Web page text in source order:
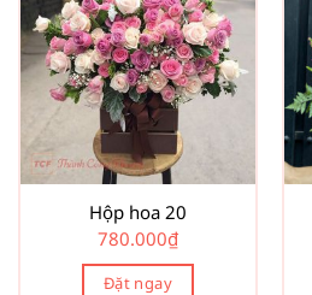
Hộp hoa 20
780.000₫
Đặt ngay